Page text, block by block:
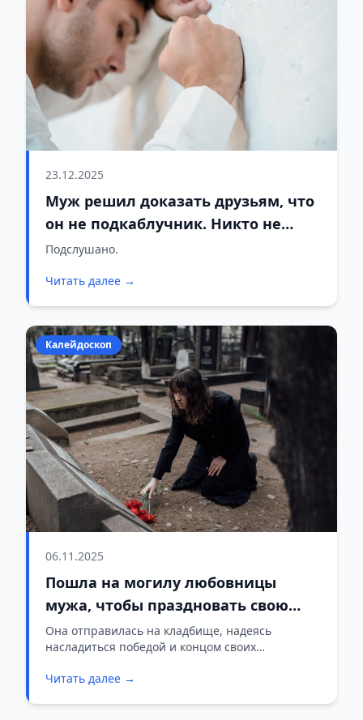
23.12.2025
Муж решил доказать друзьям, что
он не подкаблучник. Никто не
подозревал, что финал окажется
Подслушано.
Читать далее →
Калейдоскоп
06.11.2025
Пошла на могилу любовницы
мужа, чтобы праздновать свою
победу. Но надпись на памятнике
заставила меня встать на колени
Она отправилась на кладбище, надеясь
насладиться победой и концом своих
надпись, изменившую её жизнь.
Читать далее →